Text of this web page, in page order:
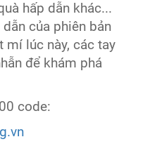
hấp dẫn khác...
của phiên bản
mí lúc này, các tay
để khám phá
code: